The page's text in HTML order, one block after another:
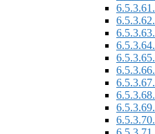
6.5.3.61.
6.5.3.62.
6.5.3.63.
6.5.3.64.
6.5.3.65.
6.5.3.66.
6.5.3.67.
6.5.3.68.
6.5.3.69.
6.5.3.70.